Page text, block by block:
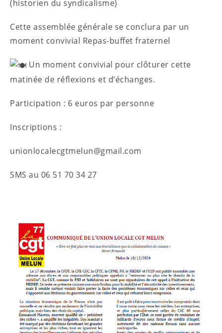
(historien du syndicalisme)
Cette assemblée générale se conclura par un
moment convivial Repas-buffet fraternel
Un moment convivial pour clôturer cette
matinée de réflexions et d’échanges.
Participation : 6 euros par personne
Inscriptions :
unionlocalecgtmelun@gmail.com
SMS au 06 51 70 34 27